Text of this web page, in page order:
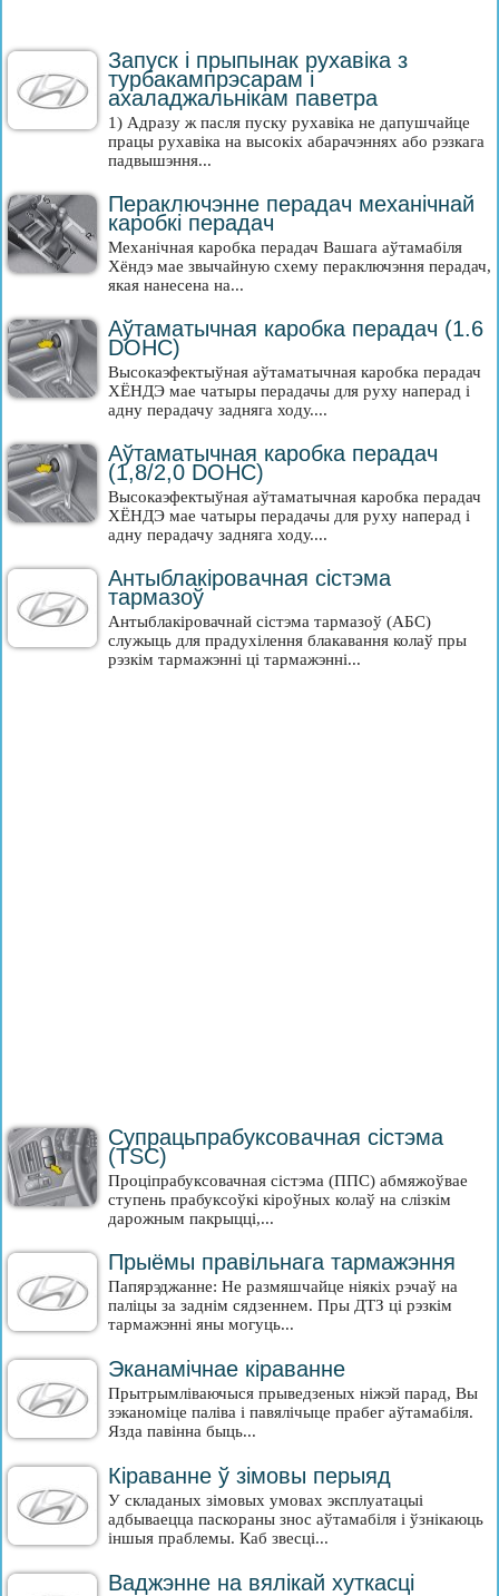
Запуск і прыпынак рухавіка з
турбакампрэсарам і
ахаладжальнікам паветра
1) Адразу ж пасля пуску рухавіка не дапушчайце
працы рухавіка на высокіх абарачэннях або рэзкага
падвышэння...
Пераключэнне перадач механічнай
каробкі перадач
Механічная каробка перадач Вашага аўтамабіля
Хёндэ мае звычайную схему пераключэння перадач,
якая нанесена на...
Аўтаматычная каробка перадач (1.6
DOHC)
Высокаэфектыўная аўтаматычная каробка перадач
ХЁНДЭ мае чатыры перадачы для руху наперад і
адну перадачу задняга ходу....
Аўтаматычная каробка перадач
(1,8/2,0 DOHC)
Высокаэфектыўная аўтаматычная каробка перадач
ХЁНДЭ мае чатыры перадачы для руху наперад і
адну перадачу задняга ходу....
Антыблакіровачная сістэма
тармазоў
Антыблакіровачнай сістэма тармазоў (АБС)
служыць для прадухілення блакавання колаў пры
рэзкім тармажэнні ці тармажэнні...
Супрацьпрабуксовачная сістэма
(TSC)
Проціпрабуксовачная сістэма (ППС) абмяжоўвае
ступень прабуксоўкі кіроўных колаў на слізкім
дарожным пакрыцці,...
Прыёмы правільнага тармажэння
Папярэджанне: Не размяшчайце ніякіх рэчаў на
паліцы за заднім сядзеннем. Пры ДТЗ ці рэзкім
тармажэнні яны могуць...
Эканамічнае кіраванне
Прытрымліваючыся прыведзеных ніжэй парад, Вы
зэканоміце паліва і павялічыце прабег аўтамабіля.
Язда павінна быць...
Кіраванне ў зімовы перыяд
У складаных зімовых умовах эксплуатацыі
адбываецца паскораны знос аўтамабіля і ўзнікаюць
іншыя праблемы. Каб звесці...
Ваджэнне на вялікай хуткасці